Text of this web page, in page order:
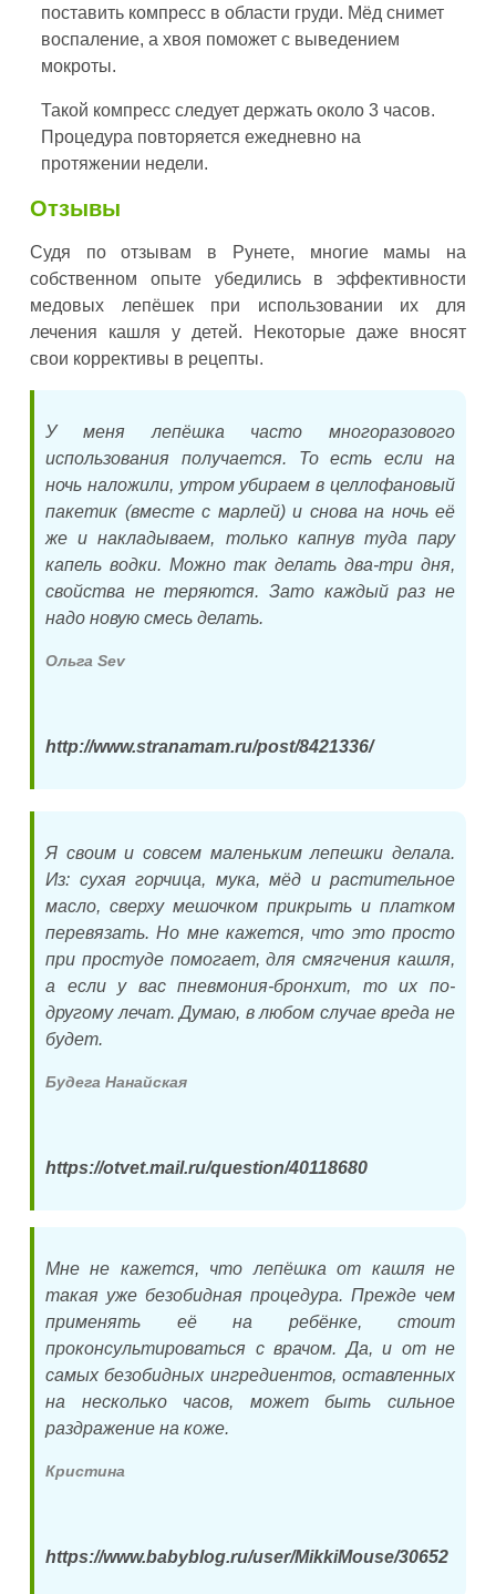
поставить компресс в области груди. Мёд снимет
воспаление, а хвоя поможет с выведением
мокроты.
Такой компресс следует держать около 3 часов.
Процедура повторяется ежедневно на
протяжении недели.
Отзывы
Судя по отзывам в Рунете, многие мамы на
собственном опыте убедились в эффективности
медовых лепёшек при использовании их для
лечения кашля у детей. Некоторые даже вносят
свои коррективы в рецепты.
У меня лепёшка часто многоразового
использования получается. То есть если на
ночь наложили, утром убираем в целлофановый
пакетик (вместе с марлей) и снова на ночь её
же и накладываем, только капнув туда пару
капель водки. Можно так делать два-три дня,
свойства не теряются. Зато каждый раз не
надо новую смесь делать.
Ольга Sev
http://www.stranamam.ru/post/8421336/
Я своим и совсем маленьким лепешки делала.
Из: сухая горчица, мука, мёд и растительное
масло, сверху мешочком прикрыть и платком
перевязать. Но мне кажется, что это просто
при простуде помогает, для смягчения кашля,
а если у вас пневмония-бронхит, то их по-
другому лечат. Думаю, в любом случае вреда не
будет.
Будега Нанайская
https://otvet.mail.ru/question/40118680
Мне не кажется, что лепёшка от кашля не
такая уже безобидная процедура. Прежде чем
применять её на ребёнке, стоит
проконсультироваться с врачом. Да, и от не
самых безобидных ингредиентов, оставленных
на несколько часов, может быть сильное
раздражение на коже.
Кристина
https://www.babyblog.ru/user/MikkiMouse/30652